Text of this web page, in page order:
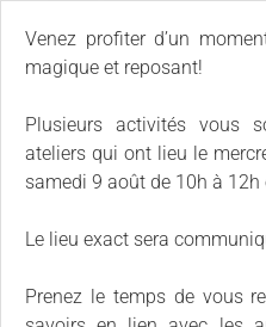
Venez profiter d’un
magique et reposant!
Plusieurs activités vous
ateliers qui ont lieu le
samedi 9 août de 10h à 12h
Le lieu exact sera
Prenez le temps de vous